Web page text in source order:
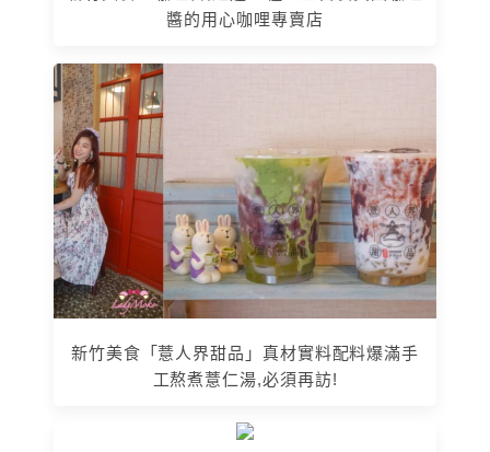
醬的用心咖哩專賣店
新竹美食「薏人界甜品」真材實料配料爆滿手
工熬煮薏仁湯,必須再訪!